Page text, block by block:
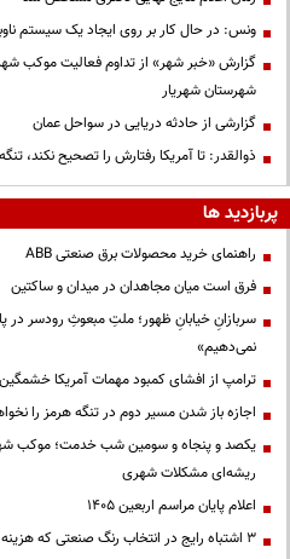
ونس: در حال کار بر روی ایجاد یک سیستم
گزارش «خبر شهر» از تداوم فعالیت موکب
شهرستان شهریار
گزارشی از حادثه دریایی در سواحل عمان
ذوالقدر: تا آمریکا رفتارش را تصحیح نکند،
پربازدید ها
راهنمای خرید محصولات برق صنعتی ABB
فرق است میان مجاهدان در میدان و ساکتین
سربازانِ خیابانِ ظهور؛ ملتِ مبعوثِ رودسر در
نمی‌دهیم»
ترامپ از افشای کمبود مهمات آمریکا
اجازه باز شدن مسیر دوم در تنگه هرمز را
یکصد و پنجاه و سومین شب خدمت؛ موکب
ریشه‌ای مشکلات شهری
اعلام پایان مراسم اربعین ۱۴۰۵
3 اشتباه رایج در انتخاب رنگ صنعتی که هزینه‌اش را سال‌ها می‌پردازید...